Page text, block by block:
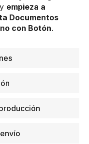
y empieza a
Documentos
con Botón.